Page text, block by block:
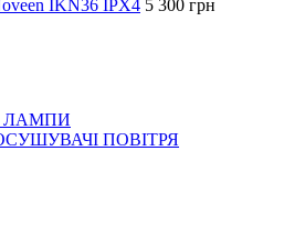
IKN36 IPX4 5 300 грн
ЛАМПИ
ПОВІТРЯ